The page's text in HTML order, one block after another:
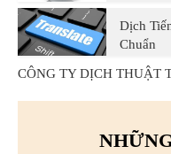
Dịch
Chuẩn
CÔNG TY DỊCH THUẬT